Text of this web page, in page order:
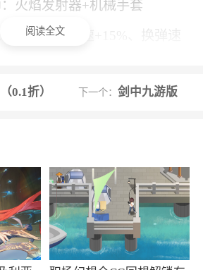
火焰发射器+机械手套
害+15%、射速+15%、换弹速
对战操作控制方式，在其中全
去进行选择
的战斗给玩家更多完全不同的
瓶子有足够的空间时才能倒入
进的光线追踪技术，呈现出逼
阅读全文
0.1折） 下一个：剑中九游版